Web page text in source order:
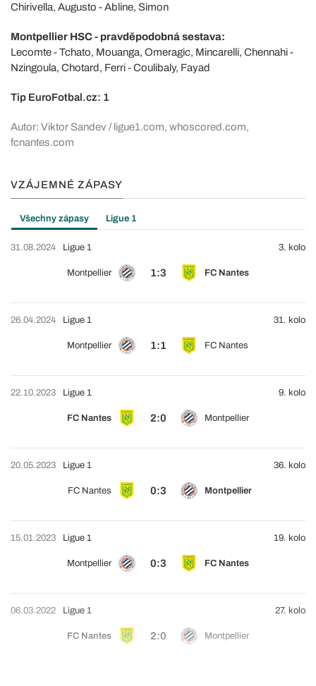
Chirivella, Augusto - Abline, Simon
Montpellier HSC - pravděpodobná sestava:
Lecomte - Tchato, Mouanga, Omeragic, Mincarelli, Chennahi -
Nzingoula, Chotard, Ferri - Coulibaly, Fayad
Tip EuroFotbal.cz: 1
Autor: Viktor Sandev / ligue1.com, whoscored.com,
fcnantes.com
VZÁJEMNÉ ZÁPASY
Všechny zápasy Ligue 1
31.08.2024
Montpellier 1:3 FC Nantes
Ligue 1 3. kolo
26.04.2024
Montpellier 1:1 FC Nantes
Ligue 1 31. kolo
22.10.2023
FC Nantes 2:0 Montpellier
Ligue 1 9. kolo
20.05.2023
FC Nantes 0:3 Montpellier
Ligue 1 36. kolo
15.01.2023
Montpellier 0:3 FC Nantes
Ligue 1 19. kolo
06.03.2022
FC Nantes 2:0 Montpellier
Ligue 1 27. kolo